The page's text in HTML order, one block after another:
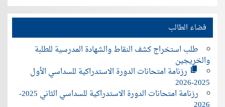
فضاء الطالب
طلب استخراج كشف النقاط والشهادة المدرسية للطلبة
والخريجين
رزنامة امتحانات الدورة الاستدراكية للسداسي الأول
2025-2026
رزنامة امتحانات الدورة الاستدراكية للسداسي الثاني 2025-